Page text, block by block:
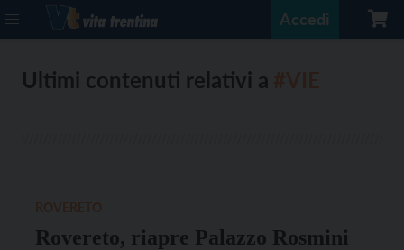
Accedi
Ultimi contenuti relativi a
Rovereto, riapre Palazzo Rosmini